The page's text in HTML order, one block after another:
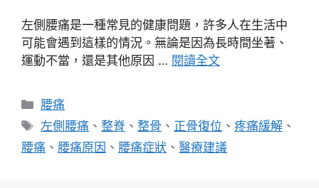
左側腰痛是一種常見的健康問題，許多人在生活中
可能會遇到這樣的情況。無論是因為長時間坐著、
運動不當，還是其他原因 … 閱讀全文
分
類
腰痛
標
籤
左側腰痛 、整脊 、整骨 、 正骨復位 、疼痛緩解 、
腰痛 、 腰痛原因 、 腰痛症狀 、 醫療建議